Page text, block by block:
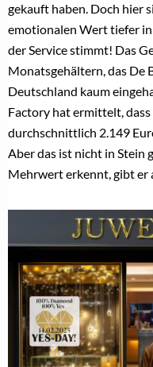
(Teil 2)
(Teil 1)
Der
ÄHNLICHE THEMEN